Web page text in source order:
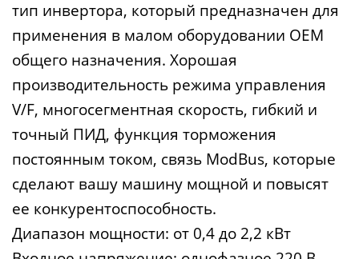
тип инвертора, который предназначен для
применения в малом оборудовании OEM
общего назначения. Хорошая
производительность режима управления
V/F, многосегментная скорость, гибкий и
точный ПИД, функция торможения
постоянным током, связь ModBus, которые
сделают вашу машину мощной и повысят
ее конкурентоспособность.
Диапазон мощности: от 0,4 до 2,2 кВт